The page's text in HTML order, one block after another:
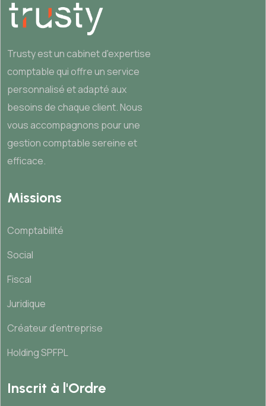
Trusty est un cabinet d'expertise
comptable qui offre un service
personnalisé et adapté aux
besoins de chaque client. Nous
vous accompagnons pour une
gestion comptable sereine et
efficace.
Missions
Comptabilité
Social
Fiscal
Juridique
Créateur d’entreprise
Holding SPFPL
Inscrit à l'Ordre